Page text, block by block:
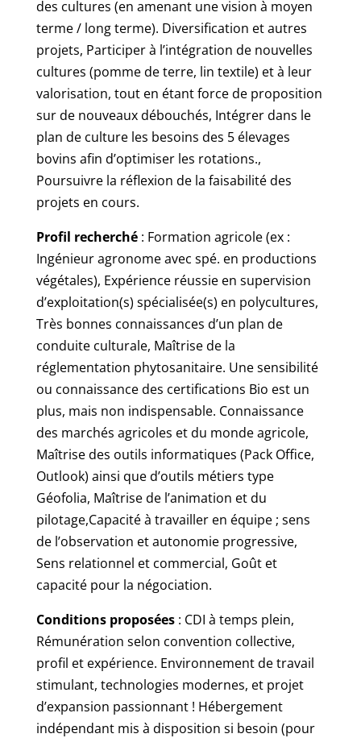
des cultures (en amenant une vision à moyen
terme / long terme). Diversification et autres
projets, Participer à l’intégration de nouvelles
cultures (pomme de terre, lin textile) et à leur
valorisation, tout en étant force de proposition
sur de nouveaux débouchés, Intégrer dans le
plan de culture les besoins des 5 élevages
bovins afin d’optimiser les rotations.,
Poursuivre la réflexion de la faisabilité des
projets en cours.
Profil recherché: Formation agricole (ex :
Ingénieur agronome avec spé. en productions
végétales), Expérience réussie en supervision
d’exploitation(s) spécialisée(s) en polycultures,
Très bonnes connaissances d’un plan de
conduite culturale, Maîtrise de la
réglementation phytosanitaire. Une sensibilité
ou connaissance des certifications Bio est un
plus, mais non indispensable. Connaissance
des marchés agricoles et du monde agricole,
Maîtrise des outils informatiques (Pack Office,
Outlook) ainsi que d’outils métiers type
Géofolia, Maîtrise de l’animation et du
pilotage,Capacité à travailler en équipe ; sens
de l’observation et autonomie progressive,
Sens relationnel et commercial, Goût et
capacité pour la négociation.
Conditions proposées: CDI à temps plein,
Rémunération selon convention collective,
profil et expérience. Environnement de travail
stimulant, technologies modernes, et projet
d’expansion passionnant ! Hébergement
indépendant mis à disposition si besoin (pour